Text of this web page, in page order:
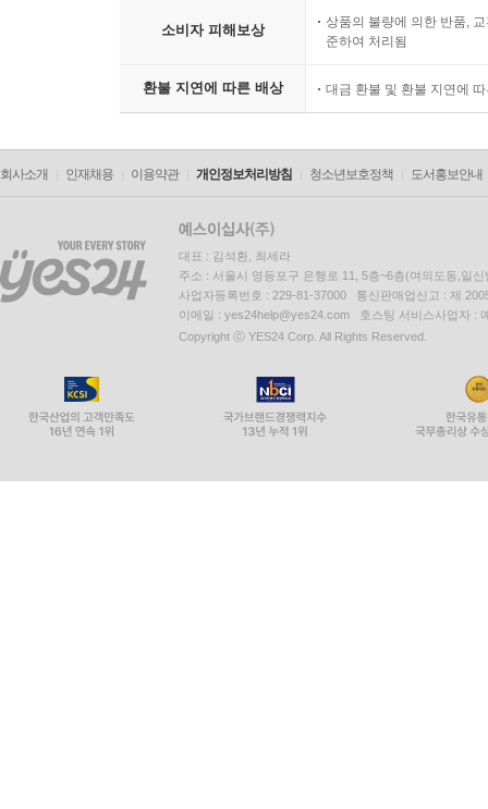
소비자 피해보상
상품의 불량에 의한 반품,
준하여 처리됨
환불 지연에 따른 배상 대금 환불 및 환불 지연에
회사소개 인재채용 이용약관 개인정보처리방침 청소년보호정책 도서홍보안내
대표 : 김석환, 최세라
주소 : 서울시 영등포구 은행로 11, 5층~6층(여의도동,일신
사업자등록번호 : 229-81-37000 통신판매업신고 : 제
이메일 : yes24help@yes24.com 호스팅 서비스사업자 :
Copyright ⓒ YES24 Corp. All Rights Reserved.